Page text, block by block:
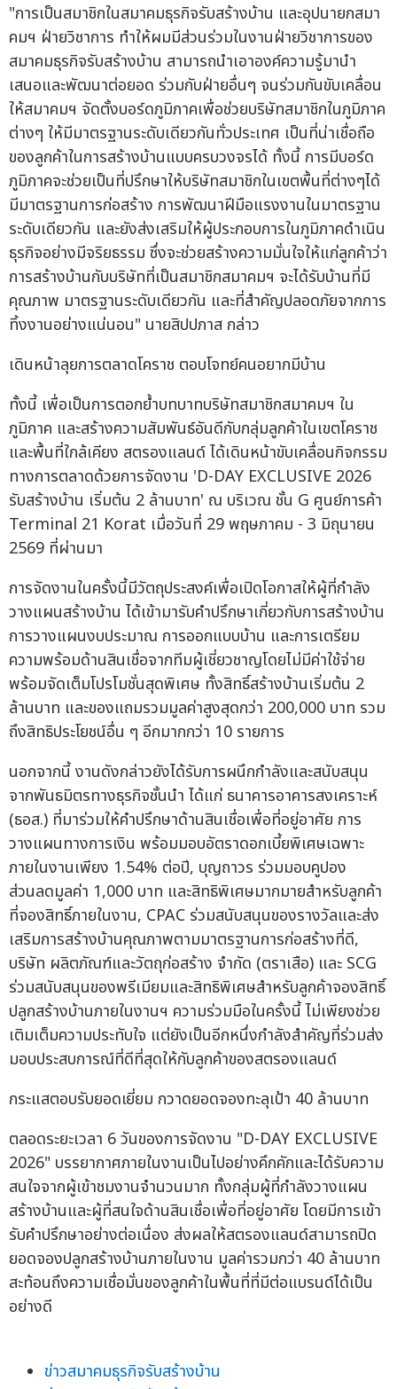
"การเป็นสมาชิกในสมาคมธุรกิจรับสร้างบ้าน และอุปนายกสมา
คมฯ ฝ่ายวิชาการ ทำให้ผมมีส่วนร่วมในงานฝ่ายวิชาการของ
สมาคมธุรกิจรับสร้างบ้าน สามารถนำเอาองค์ความรู้มานำ
เสนอและพัฒนาต่อยอด ร่วมกับฝ่ายอื่นๆ จนร่วมกันขับเคลื่อน
ให้สมาคมฯ จัดตั้งบอร์ดภูมิภาคเพื่อช่วยบริษัทสมาชิกในภูมิภาค
ต่างๆ ให้มีมาตรฐานระดับเดียวกันทั่วประเทศ เป็นที่น่าเชื่อถือ
ของลูกค้าในการสร้างบ้านแบบครบวงจรได้ ทั้งนี้ การมีบอร์ด
ภูมิภาคจะช่วยเป็นที่ปรึกษาให้บริษัทสมาชิกในเขตพื้นที่ต่างๆได้
มีมาตรฐานการก่อสร้าง การพัฒนาฝีมือแรงงานในมาตรฐาน
ระดับเดียวกัน และยังส่งเสริมให้ผู้ประกอบการในภูมิภาคดำเนิน
ธุรกิจอย่างมีจริยธรรม ซึ่งจะช่วยสร้างความมั่นใจให้แก่ลูกค้าว่า
การสร้างบ้านกับบริษัทที่เป็นสมาชิกสมาคมฯ จะได้รับบ้านที่มี
คุณภาพ มาตรฐานระดับเดียวกัน และที่สำคัญปลอดภัยจากการ
ทิ้งงานอย่างแน่นอน" นายสิปปภาส กล่าว
เดินหน้าลุยการตลาดโคราช ตอบโจทย์คนอยากมีบ้าน
ทั้งนี้ เพื่อเป็นการตอกย้ำบทบาทบริษัทสมาชิกสมาคมฯ ใน
ภูมิภาค และสร้างความสัมพันธ์อันดีกับกลุ่มลูกค้าในเขตโคราช
และพื้นที่ใกล้เคียง สตรองแลนด์ ได้เดินหน้าขับเคลื่อนกิจกรรม
ทางการตลาดด้วยการจัดงาน 'D-DAY EXCLUSIVE 2026
รับสร้างบ้าน เริ่มต้น 2 ล้านบาท' ณ บริเวณ ชั้น G ศูนย์การค้า
Terminal 21 Korat เมื่อวันที่ 29 พฤษภาคม - 3 มิถุนายน
2569 ที่ผ่านมา
การจัดงานในครั้งนี้มีวัตถุประสงค์เพื่อเปิดโอกาสให้ผู้ที่กำลัง
วางแผนสร้างบ้าน ได้เข้ามารับคำปรึกษาเกี่ยวกับการสร้างบ้าน
การวางแผนงบประมาณ การออกแบบบ้าน และการเตรียม
ความพร้อมด้านสินเชื่อจากทีมผู้เชี่ยวชาญโดยไม่มีค่าใช้จ่าย
พร้อมจัดเต็มโปรโมชั่นสุดพิเศษ ทั้งสิทธิ์สร้างบ้านเริ่มต้น 2
ล้านบาท และของแถมรวมมูลค่าสูงสุดกว่า 200,000 บาท รวม
ถึงสิทธิประโยชน์อื่น ๆ อีกมากกว่า 10 รายการ
นอกจากนี้ งานดังกล่าวยังได้รับการผนึกกำลังและสนับสนุน
จากพันธมิตรทางธุรกิจชั้นนำ ได้แก่ ธนาคารอาคารสงเคราะห์
(ธอส.) ที่มาร่วมให้คำปรึกษาด้านสินเชื่อเพื่อที่อยู่อาศัย การ
วางแผนทางการเงิน พร้อมมอบอัตราดอกเบี้ยพิเศษเฉพาะ
ภายในงานเพียง 1.54% ต่อปี, บุญถาวร ร่วมมอบคูปอง
ส่วนลดมูลค่า 1,000 บาท และสิทธิพิเศษมากมายสำหรับลูกค้า
ที่จองสิทธิ์ภายในงาน, CPAC ร่วมสนับสนุนของรางวัลและส่ง
เสริมการสร้างบ้านคุณภาพตามมาตรฐานการก่อสร้างที่ดี,
บริษัท ผลิตภัณฑ์และวัตถุก่อสร้าง จำกัด (ตราเสือ) และ SCG
ร่วมสนับสนุนของพรีเมียมและสิทธิพิเศษสำหรับลูกค้าจองสิทธิ์
ปลูกสร้างบ้านภายในงานฯ ความร่วมมือในครั้งนี้ ไม่เพียงช่วย
เติมเต็มความประทับใจ แต่ยังเป็นอีกหนึ่งกำลังสำคัญที่ร่วมส่ง
มอบประสบการณ์ที่ดีที่สุดให้กับลูกค้าของสตรองแลนด์
กระแสตอบรับยอดเยี่ยม กวาดยอดจองทะลุเป้า 40 ล้านบาท
ตลอดระยะเวลา 6 วันของการจัดงาน "D-DAY EXCLUSIVE
2026" บรรยากาศภายในงานเป็นไปอย่างคึกคักและได้รับความ
สนใจจากผู้เข้าชมงานจำนวนมาก ทั้งกลุ่มผู้ที่กำลังวางแผน
สร้างบ้านและผู้ที่สนใจด้านสินเชื่อเพื่อที่อยู่อาศัย โดยมีการเข้า
รับคำปรึกษาอย่างต่อเนื่อง ส่งผลให้สตรองแลนด์สามารถปิด
ยอดจองปลูกสร้างบ้านภายในงาน มูลค่ารวมกว่า 40 ล้านบาท
สะท้อนถึงความเชื่อมั่นของลูกค้าในพื้นที่ที่มีต่อแบรนด์ได้เป็น
อย่างดี
ข่าวสมาคมธุรกิจรับสร้างบ้าน